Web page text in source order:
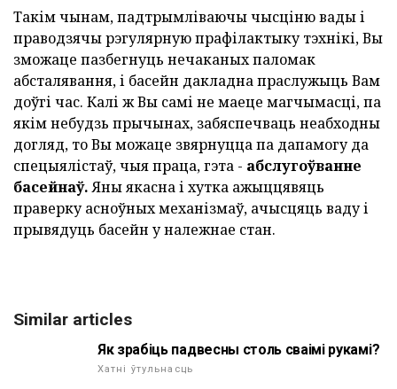
Такім чынам, падтрымліваючы чысціню вады і
праводзячы рэгулярную прафілактыку тэхнікі, Вы
зможаце пазбегнуць нечаканых паломак
абсталявання, і басейн дакладна праслужыць Вам
доўгі час. Калі ж Вы самі не маеце магчымасці, па
якім небудзь прычынах, забяспечваць неабходны
догляд, то Вы можаце звярнуцца па дапамогу да
спецыялістаў, чыя праца, гэта - абслугоўванне
басейнаў.Яны якасна і хутка ажыццявяць
праверку асноўных механізмаў, ачысцяць ваду і
прывядуць басейн у належнае стан.
Similar articles
Як зрабіць падвесны столь сваімі рукамі?
Хатні ўтульнасць